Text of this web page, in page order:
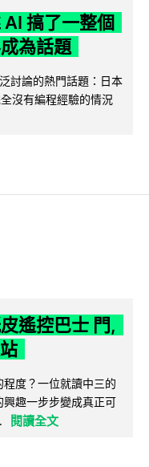
搞了一整個
為話題
討論的熱門話題：日本
沒有編程經驗的情況
遙控巴士 門,
度？一位就讀中三的
趣一步步變成真正可
閱讀全文